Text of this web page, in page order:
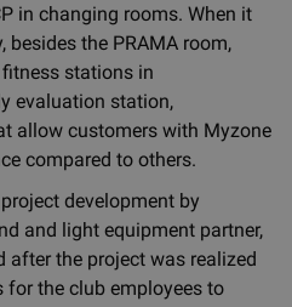
in changing rooms. When it
the PRAMA room,
stations in
evaluation station,
allow customers with Myzone
compared to others.
development by
and light equipment partner,
the project was realized
the club employees to